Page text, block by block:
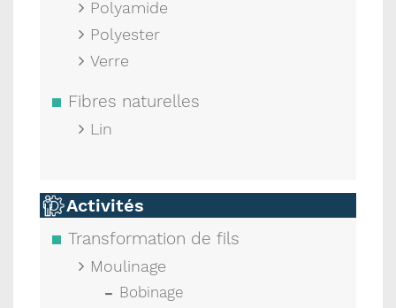
Polyamide
Polyester
Verre
Fibres naturelles
Lin
Activités
Transformation de fils
Moulinage
Bobinage